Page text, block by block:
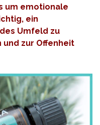
um emotionale
ein
Umfeld zu
und zur Offenheit